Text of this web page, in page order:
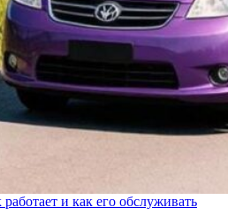
и как его обслуживать